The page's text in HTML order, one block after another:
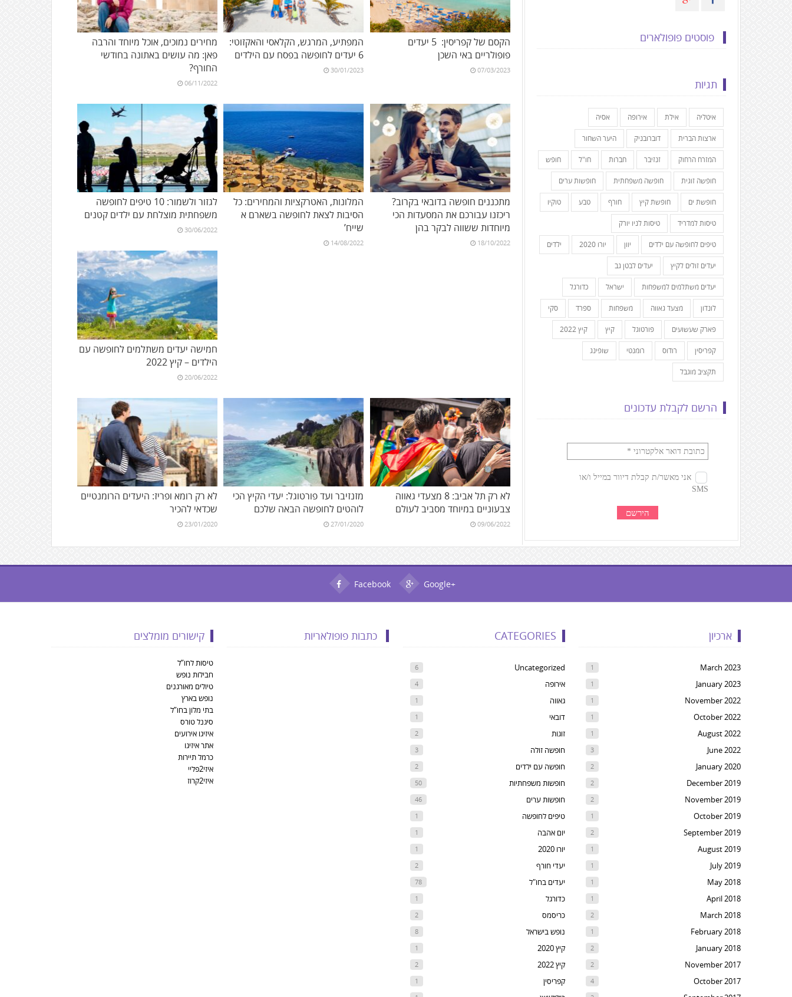
הקסם של קפריסין: 5 יעדים
פופולריים באי השכן
07/03/2023
המפתיע, המרגש, הקלאסי והאקזוטי:
6 יעדים לחופשה בפסח עם הילדים
30/01/2023
מחירים נמוכים, אוכל מיוחד והרבה
פאן: מה עושים באתונה בחודשי
החורף?
06/11/2022
מתכננים חופשה בדובאי בקרוב?
ריכזנו עבורכם את המסעדות הכי
מיוחדות ששווה לבקר בהן
18/10/2022
המלונות, האטרקציות והמחירים: כל
הסיבות לצאת לחופשה בשארם א
שייח’
14/08/2022
לגזור ולשמור: 10 טיפים לחופשה
משפחתית מוצלחת עם ילדים קטנים
30/06/2022
חמישה יעדים משתלמים לחופשה עם
הילדים – קיץ 2022
20/06/2022
לא רק תל אביב: 8 מצעדי גאווה
צבעוניים במיוחד מסביב לעולם
09/06/2022
מזנזיבר ועד פורטוגל: יעדי הקיץ הכי
לוהטים לחופשה הבאה שלכם
27/01/2020
לא רק רומא ופריז: היעדים הרומנטיים
שכדאי להכיר
23/01/2020
פוסטים פופולארים
תגיות
איטליה אילת אירופה אסיה
ארצות הברית דוברובניק היער השחור
המזרח הרחוק זנזיבר חברות חו"ל חופש
חופשה זוגית חופשה משפחתית חופשות ערים
חופשת ים חופשת קיץ חורף טבע טוקיו
טיסות למדריד טיסות לניו יורק
טיפים לחופשה עם ילדים יוון יורו 2020 ילדים
יעדים זולים לקיץ יעדים לבטן גב
יעדים משתלמים למשפחות ישראל כדורגל
לונדון מצעד גאווה משפחות ספרד סקי
פארק שעשועים פורטוגל קיץ קיץ 2022
קפריסין רודוס רומנטי שופינג
תקציב מוגבל
הרשם לקבלת עדכונים
Facebook Google+
קישורים מומלצים
טיסות לחו”ל
חבילות נופש
טיולים מאורגנים
נופש בארץ
בתי מלון בחו”ל
סיגנל טורס
איזיגו אירועים
אתר איזיגו
כרמל תיירות
איזי2פליי
איזי2קרוז
כתבות פופולאריות CATEGORIES
Uncategorized
6
אירופה 4
גאווה 1
דובאי 1
זוגות 2
חופשה זולה 3
חופשה עם ילדים 2
חופשות משפחתיות 50
חופשות ערים 46
טיפים לחופשה 1
יום אהבה 1
יורו 2020 1
יעדי חורף 2
יעדים בחו"ל 78
כדורגל 1
כריסמס 2
נופש בישראל 8
קיץ 2020 1
קיץ 2022 2
קפריסין 1
ארכיון
March 2023
1
January 2023
1
November 2022
1
October 2022
1
August 2022
1
June 2022
3
January 2020
2
December 2019
2
November 2019
2
October 2019
1
September 2019
2
August 2019
1
July 2019
1
May 2018
1
April 2018
1
March 2018
2
February 2018
1
January 2018
2
November 2017
2
October 2017
4